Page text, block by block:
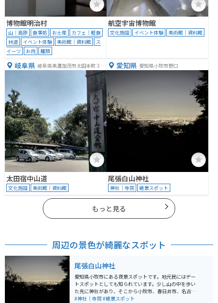
博物館明治村
山｜高原 食事処 お土産
カフェ｜軽食
林道
イベント体験 美術館｜資料館
ス
イーツ
お肉 麺類
航空宇宙博物館
文化施設 イベント体験 美術館｜資料館
岐阜県 岐阜県美濃加茂市太田本町３丁
太田宿中山道
文化施設 美術館｜資料館
愛知県 愛知県小牧市野口
尾張白山神社
神社｜寺院 絶景スポット
もっと見る
周辺の景色が綺麗なスポット
尾張白山神社
愛知県小牧市にある夜景スポットです。地元民にはデー
トスポットとしても知られています。少し山の中を歩い
た先に神社があり、そこから小牧市、春日井市、名古屋
市が一望できます。名古屋駅のゲートタワーや名古屋城
#神社｜寺院#絶景スポット